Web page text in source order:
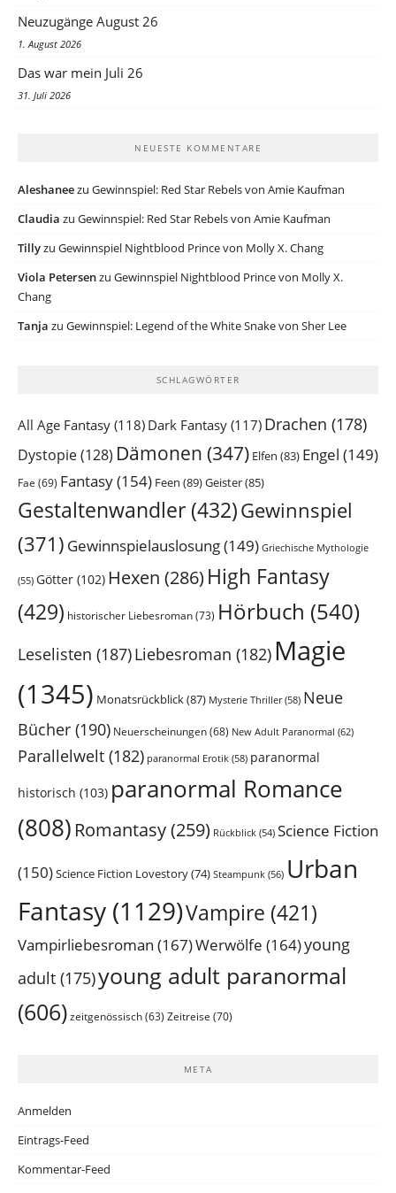
Neuzugänge August 26
1. August 2026
Das war mein Juli 26
31. Juli 2026
NEUESTE KOMMENTARE
Aleshaneezu Gewinnspiel: Red Star Rebels von Amie Kaufman
Claudia zu Gewinnspiel: Red Star Rebels von Amie Kaufman
Tillyzu Gewinnspiel Nightblood Prince von Molly X. Chang
Viola Petersenzu Gewinnspiel Nightblood Prince von Molly X.
Chang
Tanja zu Gewinnspiel: Legend of the White Snake von Sher Lee
SCHLAGWÖRTER
All Age Fantasy (118) Dark Fantasy (117) Drachen (178)
Dystopie(128) Dämonen (347) Elfen (83) Engel (149)
Fae (69) Fantasy(154) Feen (89)Geister(85)
Gestaltenwandler (432)Gewinnspiel
(371) Gewinnspielauslosung(149) Griechische Mythologie
(55) Götter (102) Hexen (286) High Fantasy
(429) historischer Liebesroman(73) Hörbuch (540)
Leselisten (187)Liebesroman (182) Magie
(1345) Monatsrückblick(87) Mysterie Thriller(58) Neue
Bücher (190) Neuerscheinungen(68) New Adult Paranormal (62)
Parallelwelt (182) paranormal Erotik (58) paranormal
historisch (103) paranormal Romance
(808) Romantasy(259) Rückblick (54) Science Fiction
(150)Science Fiction Lovestory(74) Steampunk (56) Urban
Fantasy (1129)Vampire (421)
Vampirliebesroman (167)Werwölfe (164)young
adult (175)young adult paranormal
(606) zeitgenössisch (63) Zeitreise (70)
META
Anmelden
Eintrags-Feed
Kommentar-Feed